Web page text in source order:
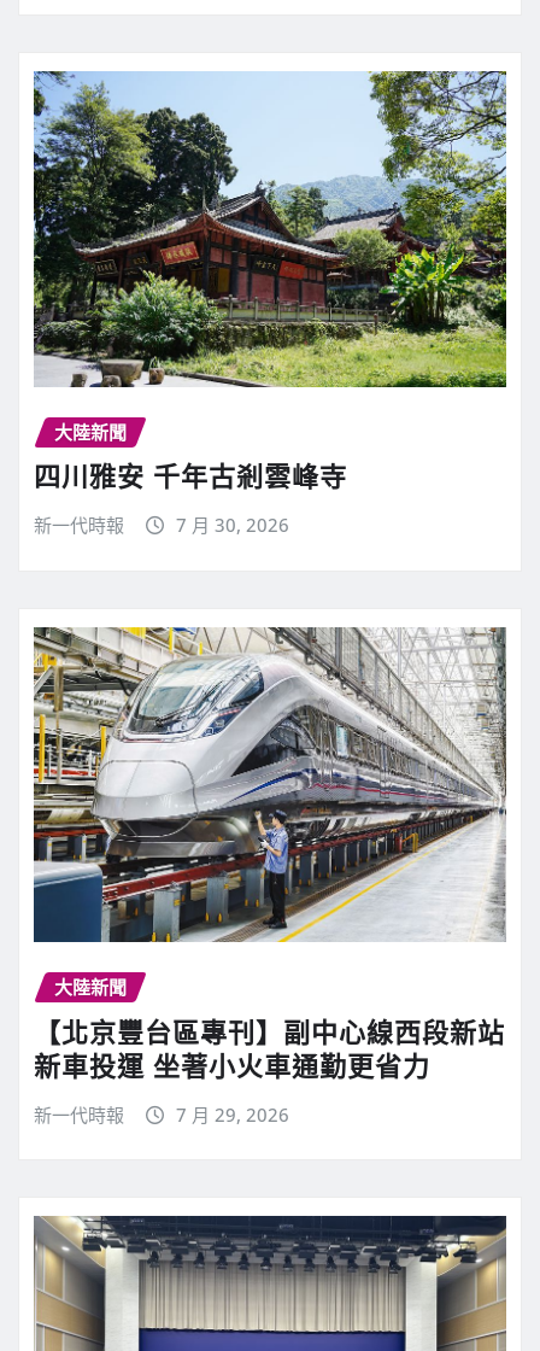
大陸新聞
四川雅安 千年古剎雲峰寺
新一代時報 7 月 30, 2026
大陸新聞
【北京豐台區專刊】副中心線西段新站
新車投運 坐著小火車通勤更省力
新一代時報 7 月 29, 2026